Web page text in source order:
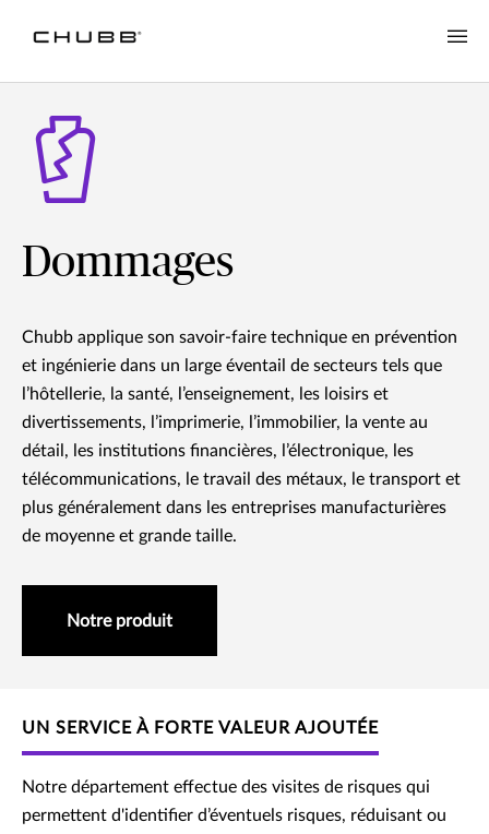
Dommages
Chubb applique son savoir-faire technique en prévention
et ingénierie dans un large éventail de secteurs tels que
l’hôtellerie, la santé, l’enseignement, les loisirs et
divertissements, l’imprimerie, l’immobilier, la vente au
détail, les institutions financières, l’électronique, les
télécommunications, le travail des métaux, le transport et
plus généralement dans les entreprises manufacturières
de moyenne et grande taille.
Notre produit
UN SERVICE À FORTE VALEUR AJOUTÉE
Notre département effectue des visites de risques qui
permettent d'identifier d’éventuels risques, réduisant ou